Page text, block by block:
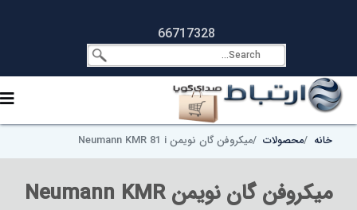
66717328
خانه محصولات میکروفن گان نویمن Neumann KMR 81 i
میکروفن گان نویمن Neumann KMR